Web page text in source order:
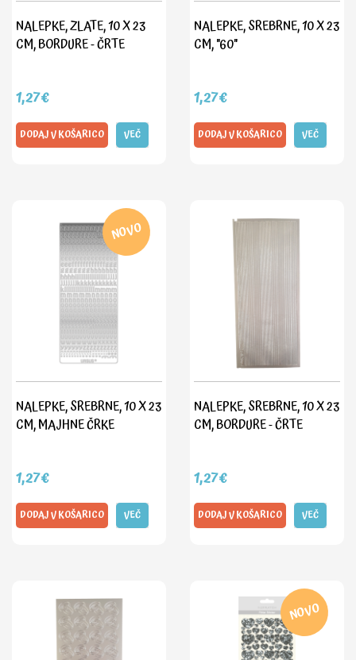
NALEPKE, ZLATE, 10 X 23
CM, BORDURE - ČRTE
1,27€
DODAJ V KOŠARICO VEČ
NALEPKE, SREBRNE, 10 X 23
CM, "60"
1,27€
DODAJ V KOŠARICO VEČ
NOVO
NALEPKE, SREBRNE, 10 X 23
CM, MAJHNE ČRKE
1,27€
DODAJ V KOŠARICO VEČ
NALEPKE, SREBRNE, 10 X 23
CM, BORDURE - ČRTE
1,27€
DODAJ V KOŠARICO VEČ
NOVO